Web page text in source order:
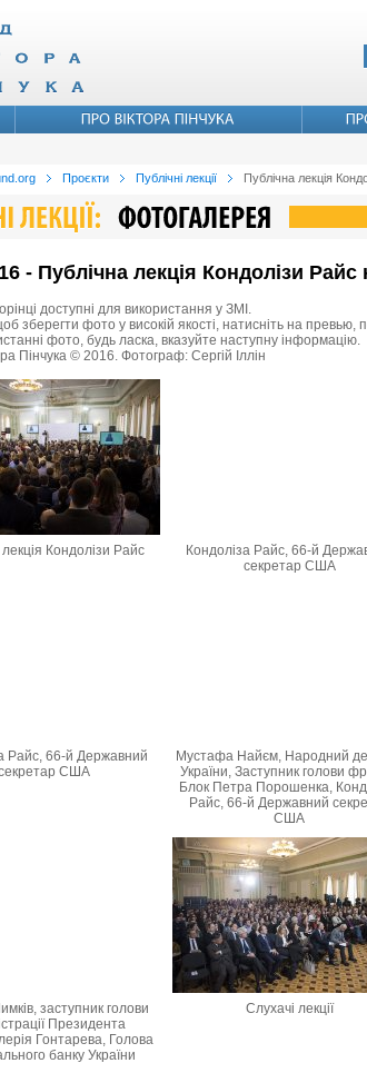
Проєкти Публічні лекції Публічна лекція
- Публічна лекція Кондолізи
доступні для використання у ЗМІ.
зберегти фото у високій якості, натисніть на
фото, будь ласка, вказуйте наступну інформацію.
Пінчука © 2016. Фотограф: Сергій Іллін
лекція Кондолізи Райс
Кондоліза Райс, 66-й
секретар США
Райс, 66-й Державний
США
Мустафа Найєм, Народний
України, Заступник голови
Блок Петра Порошенка,
Райс, 66-й Державний
США
заступник голови
Президента
Гонтарева, Голова
банку України
Слухачі лекції